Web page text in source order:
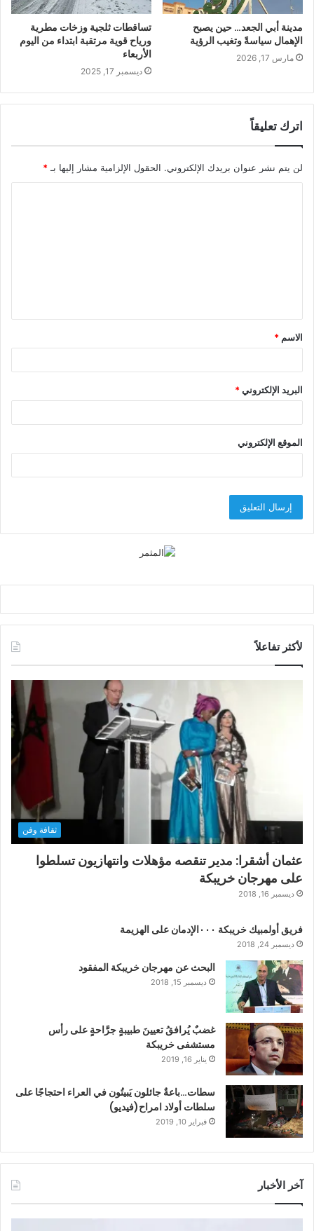
مدينة أبي الجعد… حين يصبح
الإهمال سياسةً وتغيب الرؤية
مارس 17, 2026
تساقطات ثلجية وزخات مطرية
ورياح قوية مرتقبة ابتداء من اليوم
الأربعاء
ديسمبر 17, 2025
اترك تعليقاً
لن يتم نشر عنوان بريدك الإلكتروني. الحقول الإلزامية مشار إليها بـ*
ق
*
الاسم *
البريد الإلكتروني*
الموقع الإلكتروني
لأكثر تفاعلاً
ثقافة وفن
عثمان أشقرا: مدير تنقصه مؤهلات وانتهازيون تسلطوا
على مهرجان خريبكة
ديسمبر 16, 2018
فريق أولمبيك خريبكة ٠٠٠الإدمان على الهزيمة
ديسمبر 24, 2018
البحث عن مهرجان خريبكة المفقود
ديسمبر 15, 2018
غضبٌ يُرافقُ تعيينَ طبيبةٍ جرَّاحةٍ على رأس
مستشفى خريبكة
يناير 16, 2019
سطات…باعةٌ جائلون يَبيتُون في العراء احتجاجًا على
سلطات أولاد امراح(فيديو)
فبراير 10, 2019
آخر الأخبار